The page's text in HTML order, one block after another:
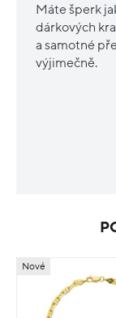
Máte šperk
dárkových
a samotné
výjimečně.
Nové